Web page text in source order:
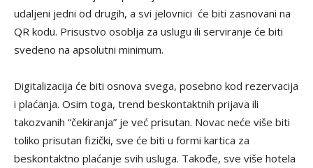
udaljeni jedni od drugih, a svi jelovnici će biti zasnovani na
QR kodu. Prisustvo osoblja za uslugu ili serviranje će biti
svedeno na apsolutni minimum.
Digitalizacija će biti osnova svega, posebno kod rezervacija
i plaćanja. Osim toga, trend beskontaktnih prijava ili
takozvanih “čekiranja” je već prisutan. Novac neće više biti
toliko prisutan fizički, sve će biti u formi kartica za
beskontaktno plaćanje svih usluga. Takođe, sve više hotela